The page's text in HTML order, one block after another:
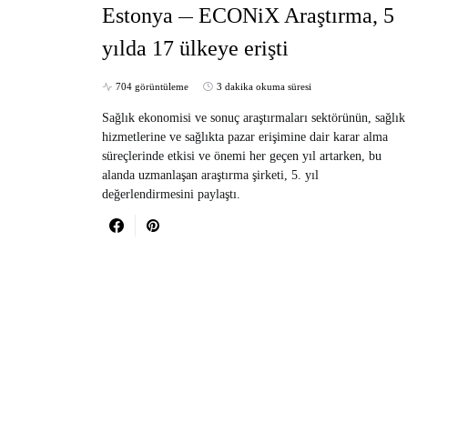
Estonya
ECONiX Araştırma, 5
yılda 17 ülkeye erişti
704 görüntüleme 3 dakika okuma süresi
Sağlık ekonomisi ve sonuç araştırmaları sektörünün, sağlık
hizmetlerine ve sağlıkta pazar erişimine dair karar alma
süreçlerinde etkisi ve önemi her geçen yıl artarken, bu
alanda uzmanlaşan araştırma şirketi, 5. yıl
değerlendirmesini paylaştı.